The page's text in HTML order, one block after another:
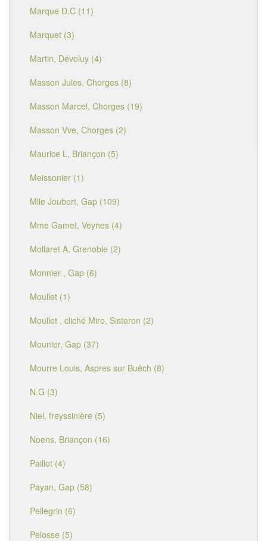
Marque D.C (11)
Marquet (3)
Martin, Dévoluy (4)
Masson Jules, Chorges (8)
Masson Marcel, Chorges (19)
Masson Vve, Chorges (2)
Maurice L, Briançon (5)
Meissonier (1)
Mlle Joubert, Gap (109)
Mme Gamet, Veynes (4)
Mollaret A, Grenoble (2)
Monnier , Gap (6)
Moullet (1)
Moullet , cliché Miro, Sisteron (2)
Mounier, Gap (37)
Mourre Louis, Aspres sur Buëch (8)
N.G (3)
Niel, freyssinière (5)
Noens, Briançon (16)
Paillot (4)
Payan, Gap (58)
Pellegrin (6)
Pelosse (5)